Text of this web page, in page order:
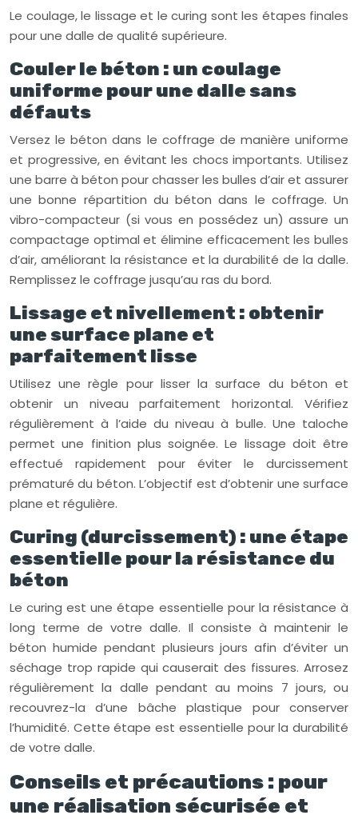
Le coulage, le lissage et le curing sont les étapes finales
pour une dalle de qualité supérieure.
Couler le béton : un coulage
uniforme pour une dalle sans
défauts
Versez le béton dans le coffrage de manière uniforme
et progressive, en évitant les chocs importants. Utilisez
une barre à béton pour chasser les bulles d’air et assurer
une bonne répartition du béton dans le coffrage. Un
vibro-compacteur (si vous en possédez un) assure un
compactage optimal et élimine efficacement les bulles
d’air, améliorant la résistance et la durabilité de la dalle.
Remplissez le coffrage jusqu’au ras du bord.
Lissage et nivellement : obtenir
une surface plane et
parfaitement lisse
Utilisez une règle pour lisser la surface du béton et
obtenir un niveau parfaitement horizontal. Vérifiez
régulièrement à l’aide du niveau à bulle. Une taloche
permet une finition plus soignée. Le lissage doit être
effectué rapidement pour éviter le durcissement
prématuré du béton. L’objectif est d’obtenir une surface
plane et régulière.
Curing (durcissement) : une étape
essentielle pour la résistance du
béton
Le curing est une étape essentielle pour la résistance à
long terme de votre dalle. Il consiste à maintenir le
béton humide pendant plusieurs jours afin d’éviter un
séchage trop rapide qui causerait des fissures. Arrosez
régulièrement la dalle pendant au moins 7 jours, ou
recouvrez-la d’une bâche plastique pour conserver
l’humidité. Cette étape est essentielle pour la durabilité
de votre dalle.
Conseils et précautions : pour
une réalisation sécurisée et